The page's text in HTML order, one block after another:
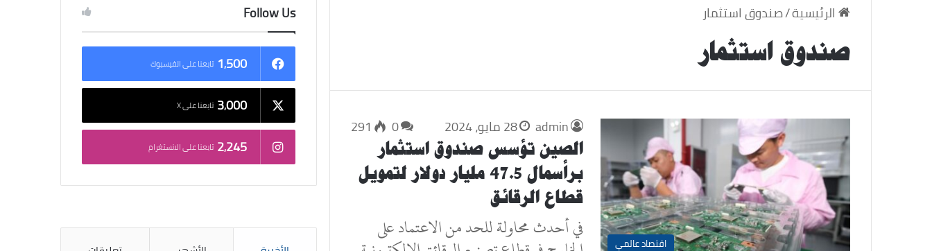
الرئيسية/صندوق استثمار
صندوق استثمار
اقتصاد عالمي
admin 28 مايو، 2024 0
291
الصين تؤسس صندوق استثمار
برأسمال 47.5 مليار دولار لتمويل
قطاع الرقائق
في أحدث محاولة للحد من الاعتماد على
Follow Us
1٬500 تابعنا على الفيسبوك
3٬000 تابعنا على X
2٬245 تابعنا على الانستغرام